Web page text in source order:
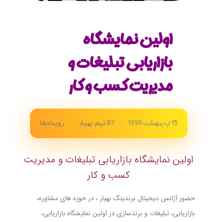
اولین نمایشگاه
بازاریابی تبلیغات و
مدیریت کسب و کار
15 اردیبهشت 1399 BYتیم بهیار رویدادها
اولین نمایشگاه بازاریابی تبلیغات و مدیریت
کسب و کار
حضور آژانس دیجیتال برندینگ بهیار ، در حوزه های مشاوره،
بازاریابی، تبلیغات و برندسازی در اولین نمایشگاه بازاریابی،